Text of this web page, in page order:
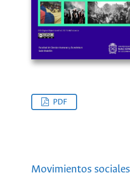
PDF
Movimientos